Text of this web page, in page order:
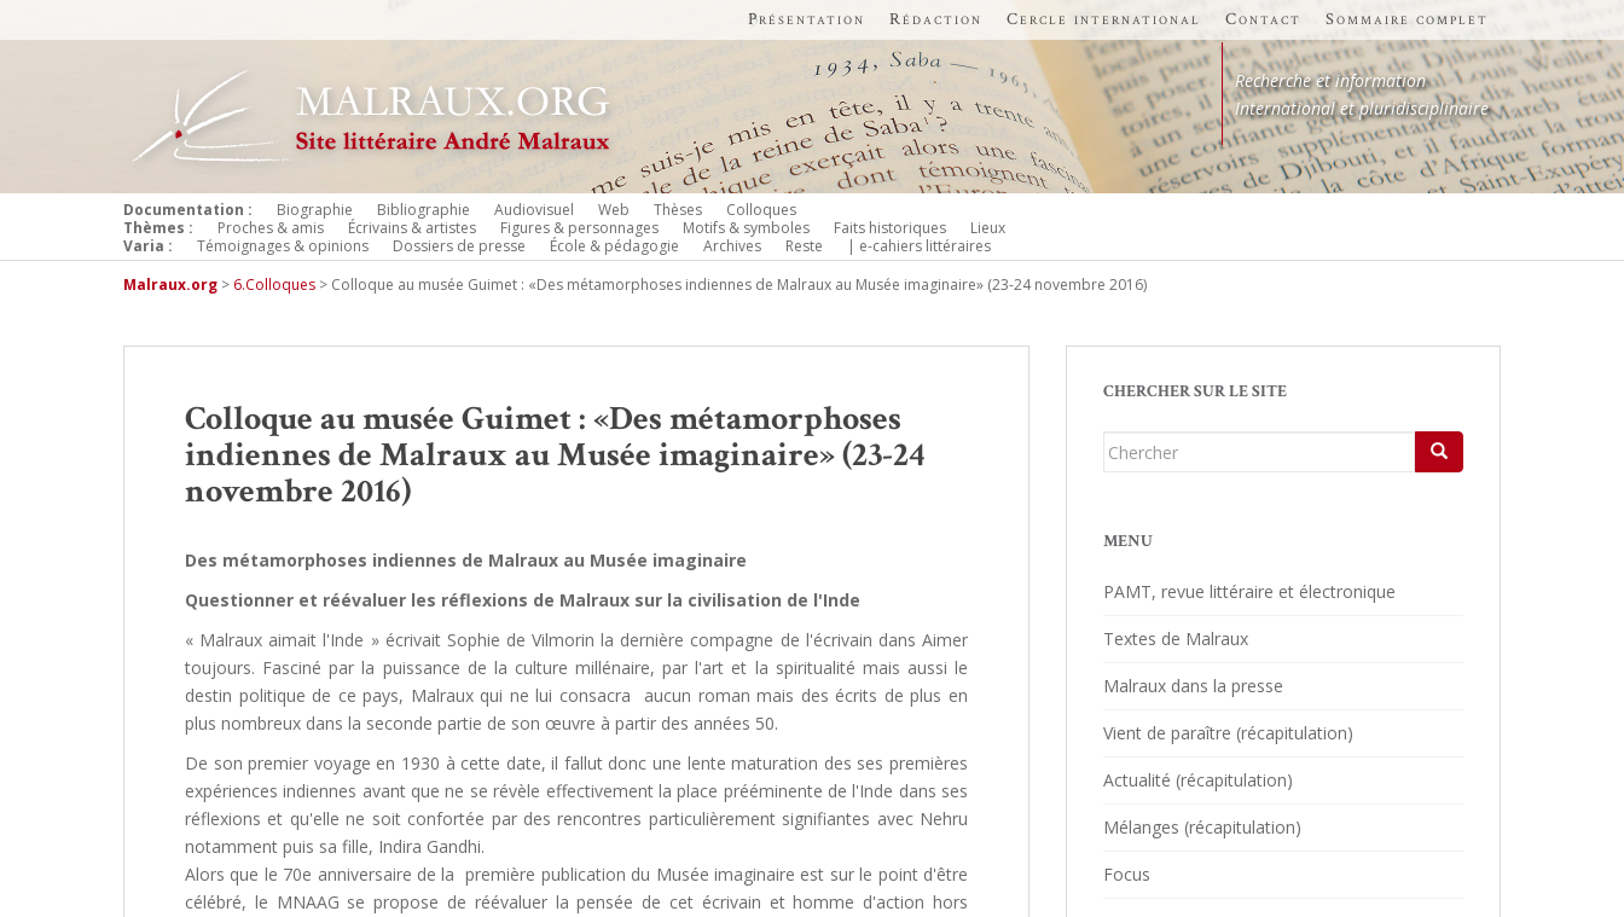
Présentation Rédaction Cercle international Contact Sommaire complet
Recherche et information
International et pluridisciplinaire
Documentation : Biographie Bibliographie Audiovisuel Web Thèses
Colloques
Thèmes :
Proches & amis Écrivains & artistes Figures & personnages Motifs & symboles Faits historiques
Lieux
Varia :
Témoignages & opinions Dossiers de presse École & pédagogie Archives Reste
| e-cahiers littéraires
Malraux.org > 6.Colloques > Colloque au musée Guimet : «Des métamorphoses indiennes de Malraux au Musée imaginaire» (23-24 novembre 2016)
Colloque au musée Guimet : «Des métamorphoses
indiennes de Malraux au Musée imaginaire» (23-24
novembre 2016)
Des métamorphoses indiennes de Malraux au Musée imaginaire
Questionner et réévaluer les réflexions de Malraux sur la civilisation de l'Inde
« Malraux aimait l'Inde » écrivait Sophie de Vilmorin la dernière compagne de l'écrivain dans Aimer
toujours. Fasciné par la puissance de la culture millénaire, par l'art et la spiritualité mais aussi le
destin politique de ce pays, Malraux qui ne lui consacra aucun roman mais des écrits de plus en
plus nombreux dans la seconde partie de son œuvre à partir des années 50.
De son premier voyage en 1930 à cette date, il fallut donc une lente maturation des ses premières
expériences indiennes avant que ne se révèle effectivement la place prééminente de l'Inde dans ses
réflexions et qu'elle ne soit confortée par des rencontres particulièrement signifiantes avec Nehru
notamment puis sa fille, Indira Gandhi.
Alors que le 70e anniversaire de la première publication du Musée imaginaire est sur le point d'être
célébré, le MNAAG se propose de réévaluer la pensée de cet écrivain et homme d'action hors
CHERCHER SUR LE SITE
Chercher...
MENU
PAMT, revue littéraire et électronique
Textes de Malraux
Malraux dans la presse
Vient de paraître (récapitulation)
Actualité (récapitulation)
Mélanges (récapitulation)
Focus